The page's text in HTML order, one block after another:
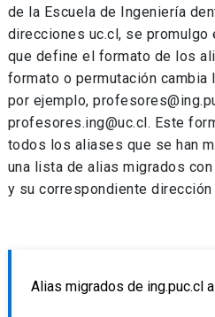
de la Escuela de Ingeniería
direcciones uc.cl, se
que define el formato de los
formato o permutación cambia
por ejemplo,
profesores.ing@uc.cl. Este
todos los aliases que se han
una lista de alias migrados
y su correspondiente dirección
Alias migrados de ing.puc.cl